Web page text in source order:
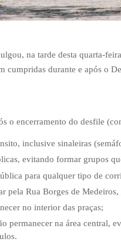
na tarde desta quarta-
cumpridas durante e após o
o encerramento do desfile
inclusive sinaleiras
evitando formar grupos
para qualquer tipo de
pela Rua Borges de
no interior das praças;
permanecer na área central,